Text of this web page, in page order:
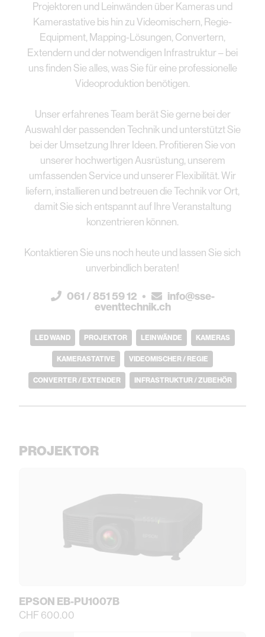
Projektoren und Leinwänden über Kameras und
Kamerastative bis hin zu Videomischern, Regie-
Equipment, Mapping-Lösungen, Convertern,
Extendern und der notwendigen Infrastruktur – bei
uns finden Sie alles, was Sie für eine professionelle
Videoproduktion benötigen.
Unser erfahrenes Team berät Sie gerne bei der
Auswahl der passenden Technik und unterstützt Sie
bei der Umsetzung Ihrer Ideen. Profitieren Sie von
unserer hochwertigen Ausrüstung, unserem
umfassenden Service und unserer Flexibilität. Wir
liefern, installieren und betreuen die Technik vor Ort,
damit Sie sich entspannt auf Ihre Veranstaltung
konzentrieren können.
Kontaktieren Sie uns noch heute und lassen Sie sich
unverbindlich beraten!
061 / 851 59 12•
info@sse-
eventtechnik.ch
LED WAND PROJEKTOR LEINWÄNDE KAMERAS
KAMERASTATIVE VIDEOMISCHER / REGIE
CONVERTER / EXTENDER INFRASTRUKTUR / ZUBEHÖR
PROJEKTOR
EPSON EB-PU1007B
CHF 600.00